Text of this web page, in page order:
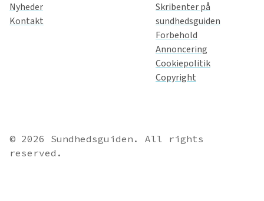
Nyheder
Kontakt
Skribenter på
sundhedsguiden
Forbehold
Annoncering
Cookiepolitik
Copyright
© 2026 Sundhedsguiden. All rights
reserved.